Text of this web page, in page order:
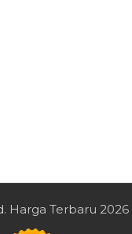
Harga Terbaru 2026